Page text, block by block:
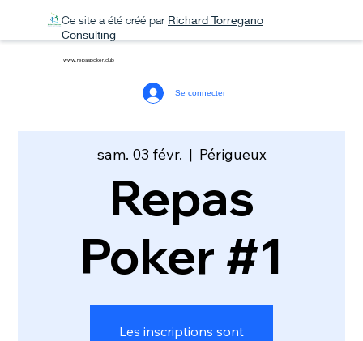
Ce site a été créé par Richard Torregano
Consulting
www.repaspoker.club
Se connecter
sam. 03 févr.
  |
Périgueux
Repas
Poker #1
Les inscriptions sont